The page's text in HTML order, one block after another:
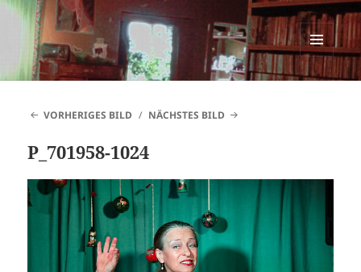
SINNESWANDEL
MENÜ
UND
VORHERIGES BILD
NÄCHSTES BILD
P_701958-1024